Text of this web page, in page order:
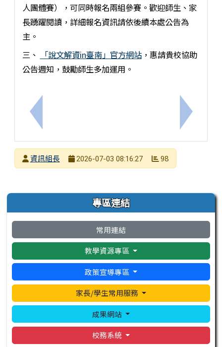
上一筆：【轉知】國立臺灣師範大學辦理「運算思
人團體賽），可同時報名兩組參賽。歡迎師生、家
長踴躍閱讀，詳細報名資訊請依後續本處公告為
主。
三、
「說文解資in臺南」官方網站，惠請貴校協助
公告週知，鼓勵師生多加運用。
下一筆：
發布者
資訊組長
2026-07-03 08:16:27 98
左邊區域內容 專區連結
常用連結
教學資源專區
政策宣導專區
家長/學生常用服務
成果網站
校務系統